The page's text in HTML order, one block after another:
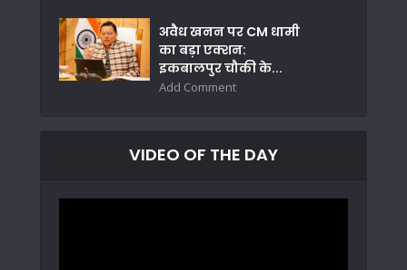
अवैध खनन पर CM धामी
का बड़ा एक्शन:
इकबालपुर चौकी के...
Add Comment
VIDEO OF THE DAY